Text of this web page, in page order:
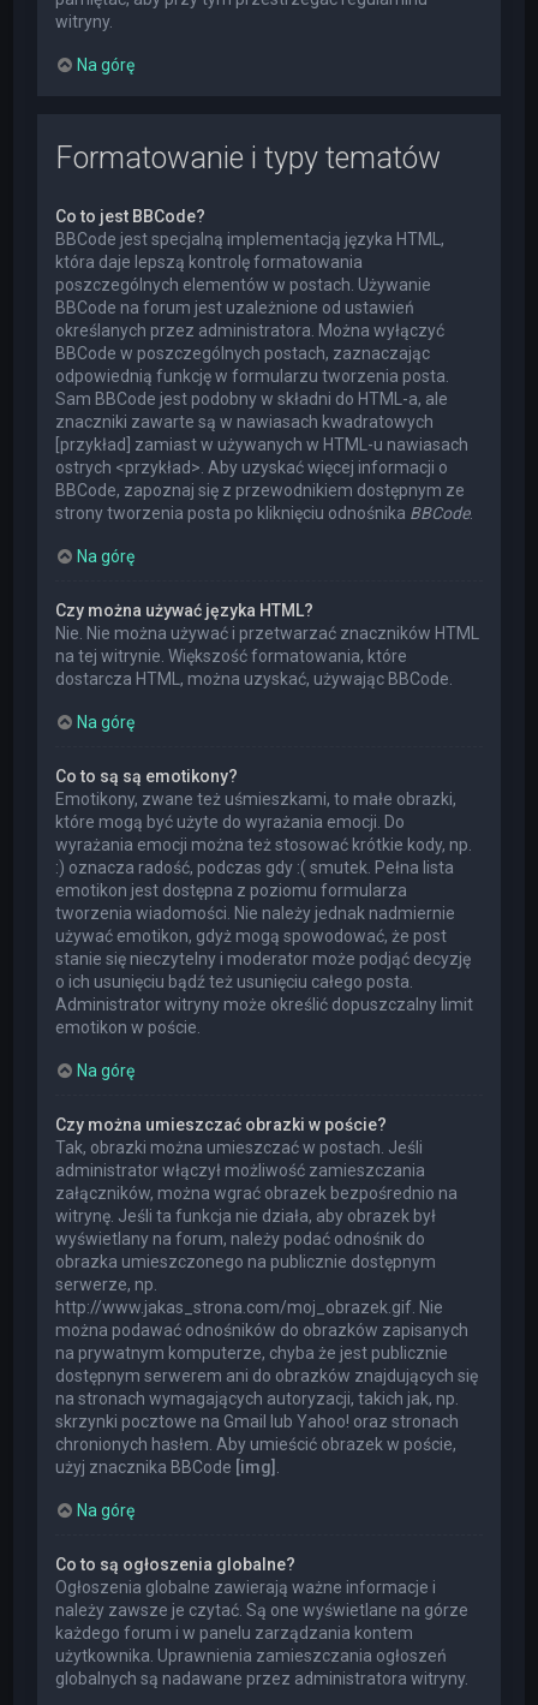
witryny.
Na górę
Formatowanie i typy tematów
Co to jest BBCode?
BBCode jest specjalną implementacją języka HTML,
która daje lepszą kontrolę formatowania
poszczególnych elementów w postach. Używanie
BBCode na forum jest uzależnione od ustawień
określanych przez administratora. Można wyłączyć
BBCode w poszczególnych postach, zaznaczając
odpowiednią funkcję w formularzu tworzenia posta.
Sam BBCode jest podobny w składni do HTML-a, ale
znaczniki zawarte są w nawiasach kwadratowych
[przykład] zamiast w używanych w HTML-u nawiasach
ostrych <przykład>. Aby uzyskać więcej informacji o
BBCode, zapoznaj się z przewodnikiem dostępnym ze
strony tworzenia posta po kliknięciu odnośnika BBCode.
Na górę
Czy można używać języka HTML?
Nie. Nie można używać i przetwarzać znaczników HTML
na tej witrynie. Większość formatowania, które
dostarcza HTML, można uzyskać, używając BBCode.
Na górę
Co to są są emotikony?
Emotikony, zwane też uśmieszkami, to małe obrazki,
które mogą być użyte do wyrażania emocji. Do
wyrażania emocji można też stosować krótkie kody, np.
:) oznacza radość, podczas gdy :( smutek. Pełna lista
emotikon jest dostępna z poziomu formularza
tworzenia wiadomości. Nie należy jednak nadmiernie
używać emotikon, gdyż mogą spowodować, że post
stanie się nieczytelny i moderator może podjąć decyzję
o ich usunięciu bądź też usunięciu całego posta.
Administrator witryny może określić dopuszczalny limit
emotikon w poście.
Na górę
Czy można umieszczać obrazki w poście?
Tak, obrazki można umieszczać w postach. Jeśli
administrator włączył możliwość zamieszczania
załączników, można wgrać obrazek bezpośrednio na
witrynę. Jeśli ta funkcja nie działa, aby obrazek był
wyświetlany na forum, należy podać odnośnik do
obrazka umieszczonego na publicznie dostępnym
serwerze, np.
http://www.jakas_strona.com/moj_obrazek.gif. Nie
można podawać odnośników do obrazków zapisanych
na prywatnym komputerze, chyba że jest publicznie
dostępnym serwerem ani do obrazków znajdujących się
na stronach wymagających autoryzacji, takich jak, np.
skrzynki pocztowe na Gmail lub Yahoo! oraz stronach
chronionych hasłem. Aby umieścić obrazek w poście,
użyj znacznika BBCode [img] .
Na górę
Co to są ogłoszenia globalne?
Ogłoszenia globalne zawierają ważne informacje i
należy zawsze je czytać. Są one wyświetlane na górze
każdego forum i w panelu zarządzania kontem
użytkownika. Uprawnienia zamieszczania ogłoszeń
globalnych są nadawane przez administratora witryny.